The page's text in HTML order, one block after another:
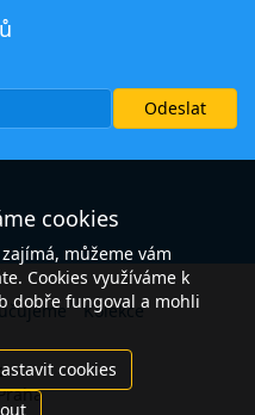
Kolekce
cookies
můžeme vám
Cookies využíváme k
dobře fungoval a mohli
cookies